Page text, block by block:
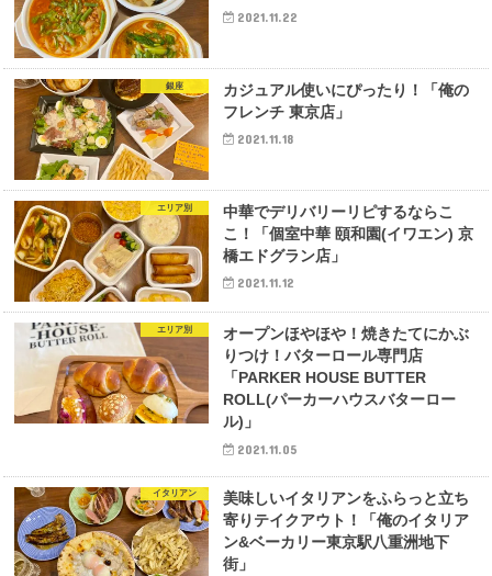
2021.11.22
銀座
カジュアル使いにぴったり！「俺の
フレンチ 東京店」
2021.11.18
エリア別
中華でデリバリーリピするならこ
こ！「個室中華 頤和園(イワエン) 京
橋エドグラン店」
2021.11.12
エリア別
オープンほやほや！焼きたてにかぶ
りつけ！バターロール専門店
「PARKER HOUSE BUTTER
ROLL(パーカーハウスバターロー
ル)」
2021.11.05
イタリアン
美味しいイタリアンをふらっと立ち
寄りテイクアウト！「俺のイタリア
ン&ベーカリー東京駅八重洲地下
街」